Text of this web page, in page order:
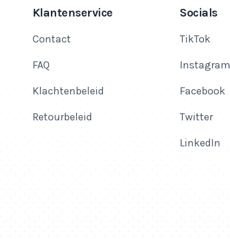
Klantenservice
Contact
FAQ
Klachtenbeleid
Retourbeleid
Socials
TikTok
Instagram
Facebook
Twitter
LinkedIn